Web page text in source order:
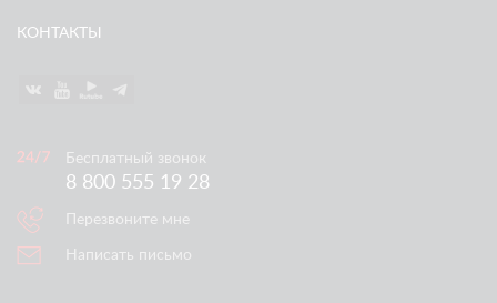
КОНТАКТЫ
Бесплатный звонок
8 800 555 19 28
Перезвоните мне
Написать письмо